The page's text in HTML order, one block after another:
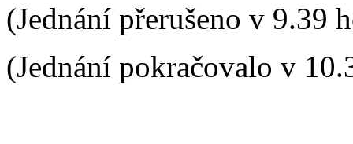
(Jednání přerušeno v 9.39
(Jednání pokračovalo v